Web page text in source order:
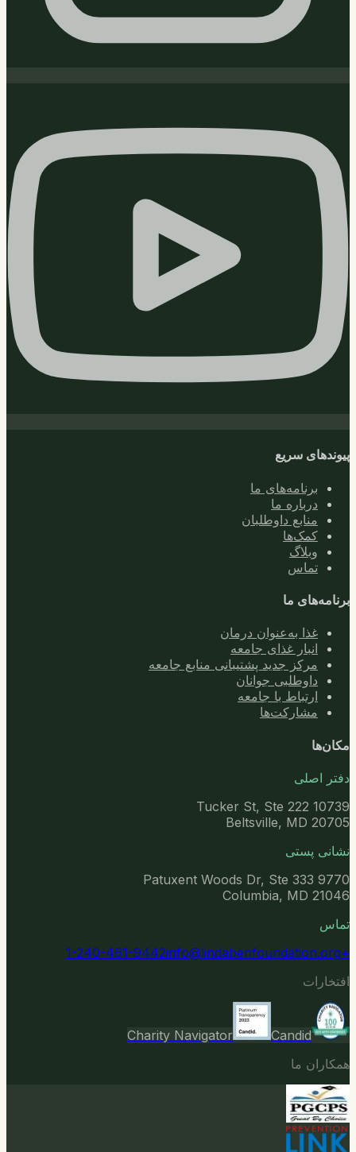
پیوندهای سریع
برنامه‌های ما
درباره ما
منابع داوطلبان
کمک‌ها
وبلاگ
تماس
برنامه‌های ما
غذا به‌عنوان درمان
انبار غذای جامعه
مرکز جدید پشتیبانی منابع جامعه
داوطلبی جوانان
ارتباط با جامعه
مشارکت‌ها
مکان‌ها
دفتر اصلی
10739 Tucker St, Ste 222
Beltsville, MD 20705
نشانی پستی
9770 Patuxent Woods Dr, Ste 333
Columbia, MD 21046
تماس
+1-240-461-9442
info@lindabenfoundation.org
افتخارات
Charity Navigator
Candid
همکاران ما